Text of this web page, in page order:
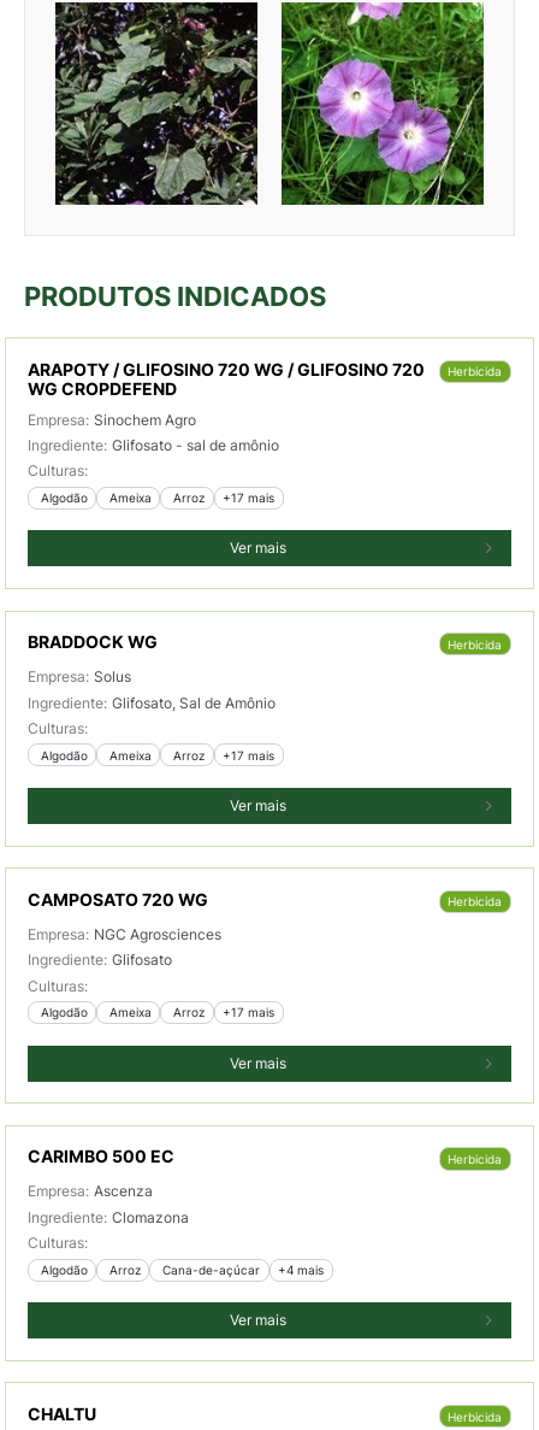
PRODUTOS INDICADOS
ARAPOTY / GLIFOSINO 720 WG / GLIFOSINO 720
WG CROPDEFEND
Herbicida
Empresa: Sinochem Agro
Ingrediente: Glifosato - sal de amônio
Culturas:
Algodão Ameixa Arroz +17 mais
Ver mais
BRADDOCK WG Herbicida
Empresa: Solus
Ingrediente: Glifosato, Sal de Amônio
Culturas:
Algodão Ameixa Arroz +17 mais
Ver mais
CAMPOSATO 720 WG Herbicida
Empresa: NGC Agrosciences
Ingrediente: Glifosato
Culturas:
Algodão Ameixa Arroz +17 mais
Ver mais
CARIMBO 500 EC Herbicida
Empresa: Ascenza
Ingrediente: Clomazona
Culturas:
Algodão Arroz Cana-de-açúcar +4 mais
Ver mais
CHALTU Herbicida